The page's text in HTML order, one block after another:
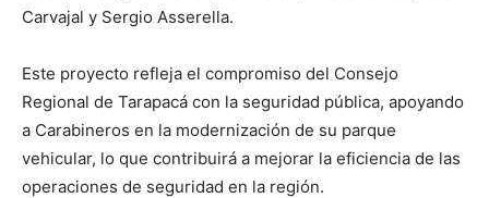
Carvajal y Sergio Asserella.
Este proyecto refleja el compromiso del Consejo
Regional de Tarapacá con la seguridad pública, apoyando
a Carabineros en la modernización de su parque
vehicular, lo que contribuirá a mejorar la eficiencia de las
operaciones de seguridad en la región.